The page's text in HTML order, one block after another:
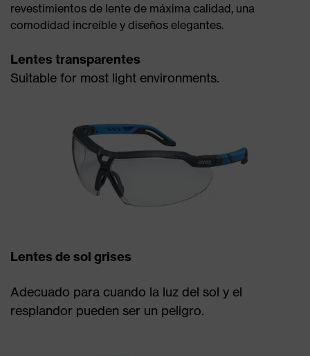
revestimientos de lente de máxima calidad, una
comodidad increíble y diseños elegantes.
Lentes transparentes
Suitable for most light environments.
Lentes de sol grises
Adecuado para cuando la luz del sol y el
resplandor pueden ser un peligro.